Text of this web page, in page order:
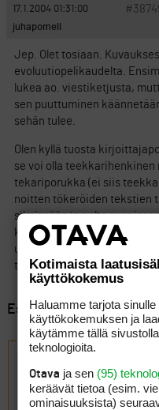
17.1.2004 01:31:00
juhapomell
Jep. Olet tosiaan.
evoluutiopelikaudelta.
lukea ao. viestiketjusta,
sen puuttuminen
sehän tulee.
Olen kyllä tuosta
se voi olla
tekariporukka (ei siis
noitten tökeröiden tekstien
silmissään ja polte
kirjoittamansa sanan.
uskonlahkoja ikäänkuin
tännekin. Onko Suomi liian
Esillä 2 viestiä, 1 - 2
Vastaa aiheeseen:
Kotimaista
käyttökokemus
Haluamme tarjota
käyttökokemuksen ja
käytämme tällä
teknologioita.
Otava ja sen (95)
keräävät tietoa (esim.
ominaisuuk­sista)